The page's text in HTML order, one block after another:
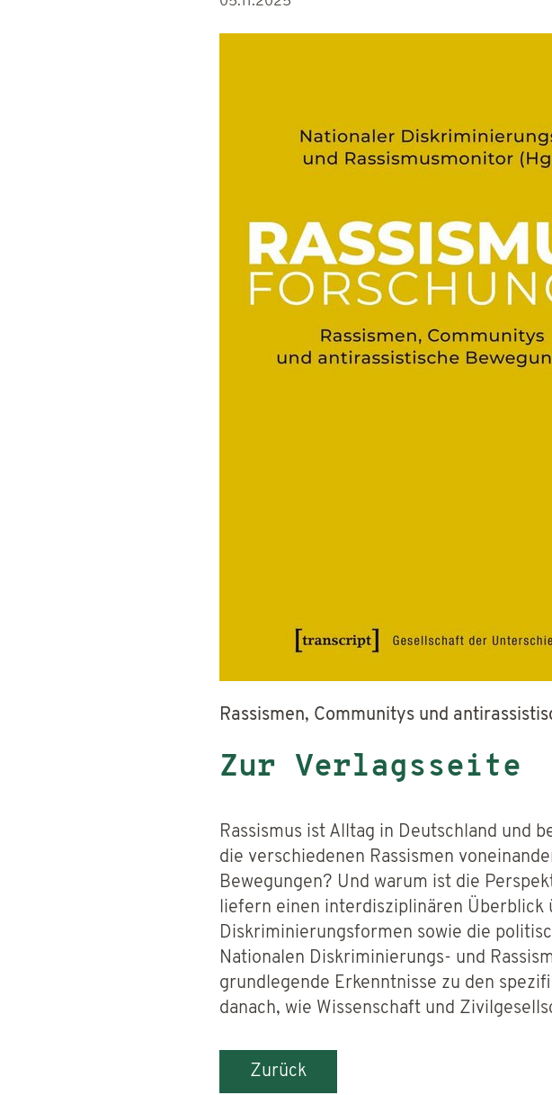
Rassismen, Communitys und
Zur Verlagsseite
Rassismus ist Alltag in Deutschland und
die verschiedenen Rassismen
Bewegungen? Und warum ist die
liefern einen interdisziplinären Überblick
Diskriminierungsformen sowie die
Nationalen Diskriminierungs- und
grundlegende Erkenntnisse zu den
danach, wie Wissenschaft und
Zurück